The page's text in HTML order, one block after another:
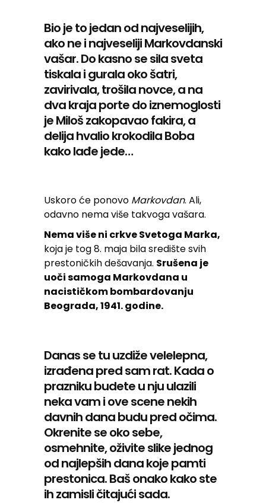
Bio je to jedan od najveselijih,
ako ne i najveseliji Markovdanski
vašar. Do kasno se sila sveta
tiskala i gurala oko šatri,
zavirivala, trošila novce, a na
dva kraja porte do iznemoglosti
je Miloš zakopavao fakira, a
delija hvalio krokodila Boba
kako lađe jede…
Uskoro će ponovo Markovdan. Ali,
odavno nema više takvoga vašara.
Nema više ni crkve Svetoga Marka,
koja je tog 8. maja bila središte svih
prestoničkih dešavanja. Srušena je
uoči samoga Markovdana u
nacističkom bombardovanju
Beograda, 1941. godine.
Danas se tu uzdiže velelepna,
izrađena pred sam rat. Kada o
prazniku budete u nju ulazili
neka vam i ove scene nekih
davnih dana budu pred očima.
Okrenite se oko sebe,
osmehnite, oživite slike jednog
od najlepših dana koje pamti
prestonica. Baš onako kako ste
ih zamisli čitajući sada.